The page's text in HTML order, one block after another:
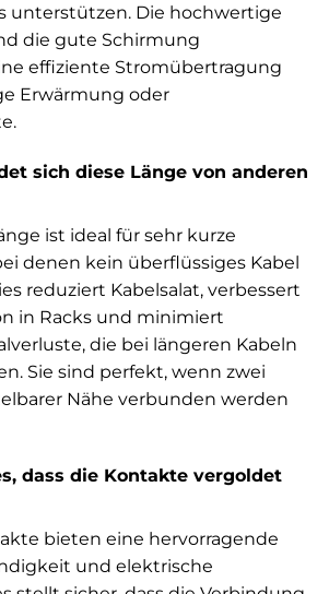
unterstützen. Die hochwertige
die gute Schirmung
effiziente Stromübertragung
Erwärmung oder
sich diese Länge von anderen
ist ideal für sehr kurze
denen kein überflüssiges Kabel
reduziert Kabelsalat, verbessert
in Racks und minimiert
die bei längeren Kabeln
Sie sind perfekt, wenn zwei
Nähe verbunden werden
dass die Kontakte vergoldet
bieten eine hervorragende
und elektrische